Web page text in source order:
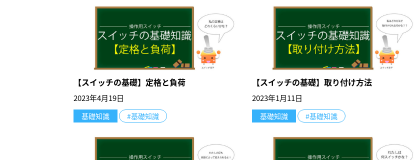
【スイッチの基礎】定格と負荷
2023年4月19日
基礎知識 #基礎知識
【スイッチの基礎】取り付け方法
2023年1月11日
基礎知識 #基礎知識